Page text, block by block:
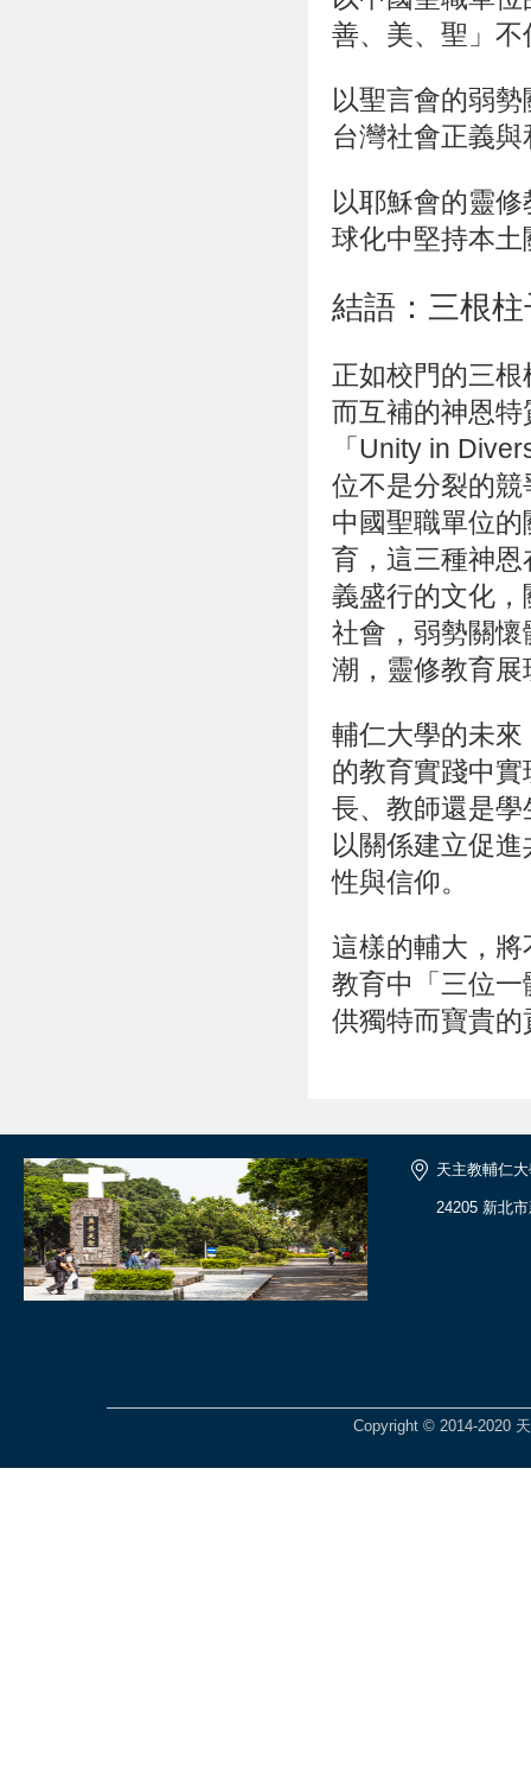
善、美、聖」
以聖言會的弱勢
台灣社會正義
以耶穌會的靈修
球化中堅持本
結語：三根
正如校門的三
而互補的神恩
「Unity in
位不是分裂的
中國聖職單位
育，這三種神
義盛行的文化
社會，弱勢關
潮，靈修教育
輔仁大學的未
的教育實踐中
長、教師還是
以關係建立促
性與信仰。
這樣的輔大，
教育中「三位
供獨特而寶貴的
天主教輔仁
24205 新北
Copyright © 2014-2020